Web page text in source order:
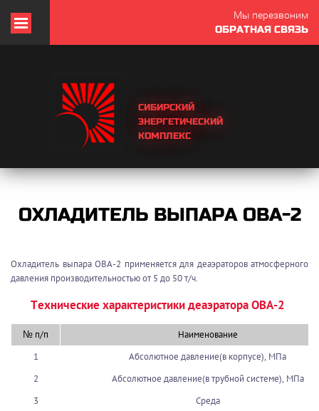
Мы перезвоним
ОБРАТНАЯ СВЯЗЬ
СИБИРСКИЙ
ЭНЕРГЕТИЧЕСКИЙ
КОМПЛЕКС
ОХЛАДИТЕЛЬ ВЫПАРА ОВА-2
Охладитель выпара ОВА-2 применяется для деаэраторов атмосферного
давления производительностью от 5 до 50 т/ч.
Технические характеристики деаэратора ОВА-2
№ п/п
Наименование
1
Абсолютное давление(в корпусе), МПа
2
Абсолютное давление(в трубной системе), МПа
3
Среда